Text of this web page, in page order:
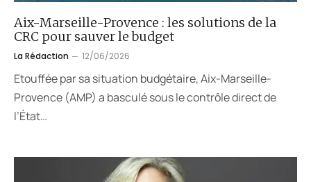
Aix-Marseille-Provence : les solutions de la
CRC pour sauver le budget
La Rédaction 12/06/2026
Etouffée par sa situation budgétaire, Aix-Marseille-
Provence (AMP) a basculé sous le contrôle direct de
l’État…